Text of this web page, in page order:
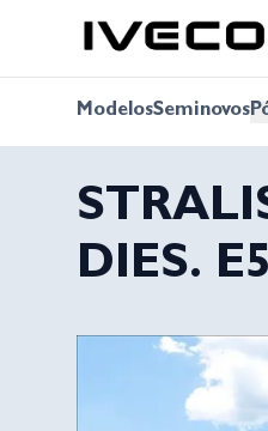
ModelosSeminovos
DIES. E5